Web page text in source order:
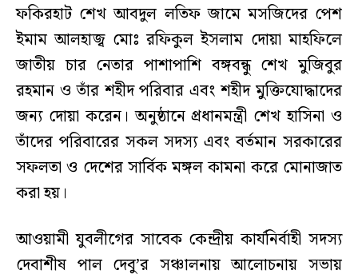
ফকিরহাট শেখ আবদুল লতিফ জামে মসজিদের পেশ
ইমাম আলহাজ্ব মোঃ রফিকুল ইসলাম দোয়া মাহফিলে
জাতীয় চার নেতার পাশাপাশি বঙ্গবন্ধু শেখ মুজিবুর
রহমান ও তাঁর শহীদ পরিবার এবং শহীদ মুক্তিযোদ্ধাদের
জন্য দোয়া করেন। অনুষ্ঠানে প্রধানমন্ত্রী শেখ হাসিনা ও
তাঁদের পরিবারের সকল সদস্য এবং বর্তমান সরকারের
সফলতা ও দেশের সার্বিক মঙ্গল কামনা করে মোনাজাত
করা হয়।
আওয়ামী যুবলীগের সাবেক কেন্দ্রীয় কার্যনির্বাহী সদস্য
দেবাশীষ পাল দেবু’র সঞ্চালনায় আলোচনায় সভায়